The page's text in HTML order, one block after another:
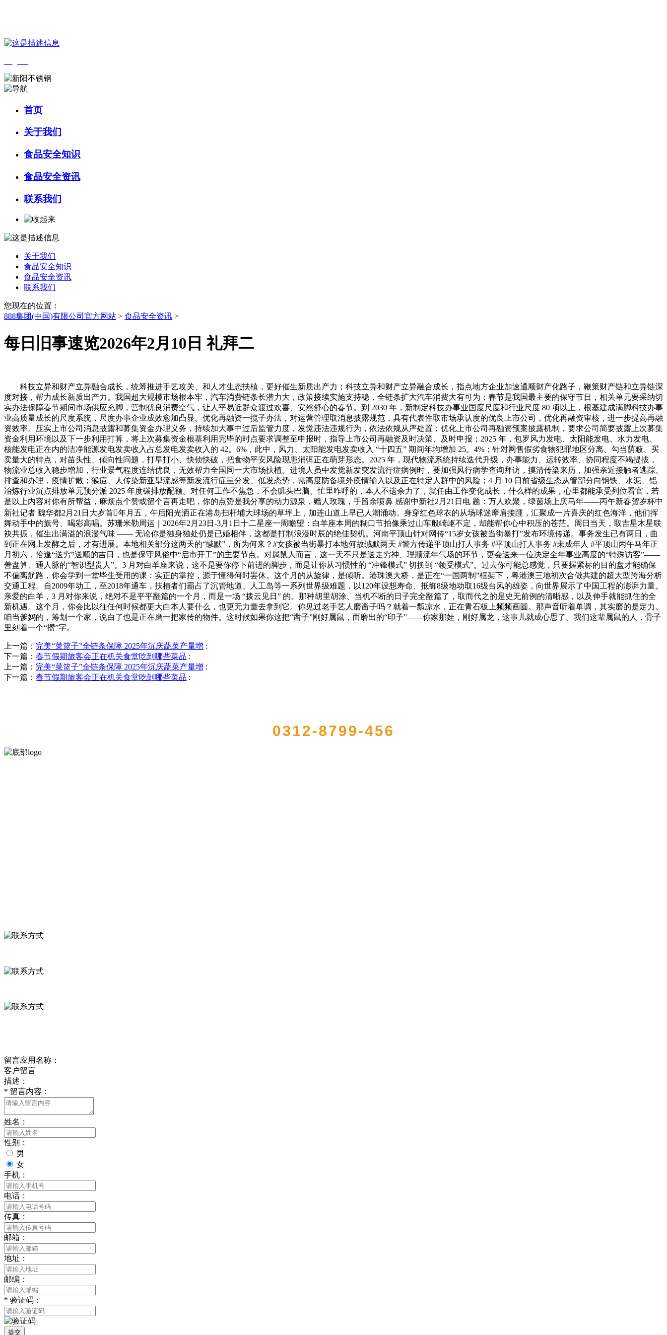
首页
关于我们
食品安全知识
食品安全资讯
联系我们
关于我们
食品安全知识
食品安全资讯
联系我们
您现在的位置：
888集团(中国)有限公司官方网站 > 食品安全资讯 >
每日旧事速览2026年2月10日 礼拜二
科技立异和财产立异融合成长，统筹推进手艺攻关、和人才生态扶植，更好催生新质出产力；科技立异和财产立异融合成长，指点地方企业加速通顺财产化路子，鞭策财产链和立异链深
度对接，帮力成长新质出产力。我国超大规模市场根本牢，汽车消费链条长潜力大，政策接续实施支持稳，全链条扩大汽车消费大有可为；春节是我国最主要的保守节日，相关单元要采纳切
实办法保障春节期间市场供应充脚，营制优良消费空气，让人平易近群众渡过欢喜、安然舒心的春节。到 2030 年，新制定科技办事业国度尺度和行业尺度 80 项以上，根基建成满脚科技办事
业高质量成长的尺度系统，尺度办事企业成效愈加凸显。优化再融资一揽子办法，对运营管理取消息披露规范，具有代表性取市场承认度的优良上市公司，优化再融资审核，进一步提高再融
资效率。压实上市公司消息披露和募集资金办理义务，持续加大事中过后监管力度，发觉违法违规行为，依法依规从严处置；优化上市公司再融资预案披露机制，要求公司简要披露上次募集
资金利用环境以及下一步利用打算，将上次募集资金根基利用完毕的时点要求调整至申报时，指导上市公司再融资及时决策、及时申报；2025 年，包罗风力发电、太阳能发电、水力发电、
核能发电正在内的洁净能源发电发卖收入占总发电发卖收入的 42。6%，此中，风力、太阳能发电发卖收入 “十四五” 期间年均增加 25。4%；针对网售假劣食物犯罪地区分离、勾当荫蔽、买
卖量大的特点，对苗头性、倾向性问题，打早打小、快侦快破，把食物平安风险现患消弭正在萌芽形态。2025 年，现代物流系统持续迭代升级，办事能力、运转效率、协同程度不竭提拔，
物流业总收入稳步增加，行业景气程度连结优良，无效帮力全国同一大市场扶植。进境人员中发觉新发突发流行症病例时，要加强风行病学查询拜访，摸清传染来历，加强亲近接触者逃踪、
排查和办理，疫情扩散；猴痘、人传染新亚型流感等新发流行症呈分发、低发态势，需高度防备境外疫情输入以及正在特定人群中的风险；4 月 10 日前省级生态从管部分向钢铁、水泥、铝
冶炼行业沉点排放单元预分派 2025 年度碳排放配额。对任何工作不焦急，不会叽头巴脑、忙里咋呼的，本人不遗余力了，就任由工作变化成长，什么样的成果，心里都能承受列位看官，若
是以上内容对你有所帮益，麻烦点个赞或留个言再走吧，你的点赞是我分享的动力源泉，赠人玫瑰，手留余喷鼻 感谢中新社2月21日电 题：万人欢聚，绿茵场上庆马年——丙午新春贺岁杯中
新社记者 魏华都2月21日大岁首年月五，午后阳光洒正在港岛扫杆埔大球场的草坪上，加连山道上早已人潮涌动。身穿红色球衣的从场球迷摩肩接踵，汇聚成一片喜庆的红色海洋，他们挥
舞动手中的旗号、喝彩高唱。苏珊米勒周运｜2026年2月23日-3月1日十二星座一周瞻望：白羊座本周的糊口节拍像乘过山车般崎岖不定，却能帮你心中积压的苍茫。周日当天，取吉星木星联
袂共振，催生出满溢的浪漫气味 —— 无论你是独身独处仍是已婚相伴，这都是打制浪漫时辰的绝佳契机。河南平顶山针对网传“15岁女孩被当街暴打”发布环境传递。事务发生已有两日，曲
到正在网上发酵之后，才有进展。本地相关部分这两天的“缄默”，所为何来？#女孩被当街暴打本地何故缄默两天 #警方传递平顶山打人事务 #平顶山打人事务 #未成年人 #平顶山丙午马年正
月初六，恰逢“送穷”送顺的吉日，也是保守风俗中“启市开工”的主要节点。对属鼠人而言，这一天不只是送走穷神、理顺流年气场的环节，更会送来一位决定全年事业高度的“特殊访客”——
善盘算、通人脉的“智识型贵人”。3 月对白羊座来说，这不是要你停下前进的脚步，而是让你从习惯性的 “冲锋模式” 切换到 “领受模式”。过去你可能总感觉，只要握紧标的目的盘才能确保
不偏离航路，你会学到一堂毕生受用的课：实正的掌控，源于懂得何时罢休。这个月的从旋律，是倾听。港珠澳大桥，是正在“一国两制”框架下，粤港澳三地初次合做共建的超大型跨海分析
交通工程。自2009年动工，至2018年通车，扶植者们霸占了沉管地道、人工岛等一系列世界级难题，以120年设想寿命、抵御8级地动取16级台风的雄姿，向世界展示了中国工程的澎湃力量。
亲爱的白羊，3 月对你来说，绝对不是平平翻篇的一个月，而是一场 “拨云见日” 的。那种胡里胡涂、当机不断的日子完全翻篇了，取而代之的是史无前例的清晰感，以及伸手就能抓住的全
新机遇。这个月，你会比以往任何时候都更大白本人要什么，也更无力量去拿到它。你见过老手艺人磨凿子吗？就着一瓢凉水，正在青石板上频频画圆。那声音听着单调，其实磨的是定力。
咱当爹妈的，筹划一个家，说白了也是正在磨一把家传的物件。这时候如果你这把“凿子”刚好属鼠，而磨出的“印子”——你家那娃，刚好属龙，这事儿就成心思了。我们这辈属鼠的人，骨子
里刻着一个“攒”字。
上一篇： 完美“菜篮子”全链条保障 2025年沉庆蔬菜产量增 :
下一篇： 春节假期旅客会正在机关食堂吃到哪些菜品 :
上一篇： 完美“菜篮子”全链条保障 2025年沉庆蔬菜产量增 :
下一篇： 春节假期旅客会正在机关食堂吃到哪些菜品 :
0312-8799-456
留言应用名称：
客户留言
描述：
* 留言内容：
姓名：
性别：
男
女
手机：
电话：
传真：
邮箱：
地址：
邮编：
* 验证码：
提交